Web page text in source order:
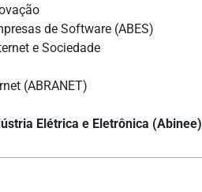
de Software (ABES)
e Sociedade
(ABRANET)
Elétrica e Eletrônica (Abinee)